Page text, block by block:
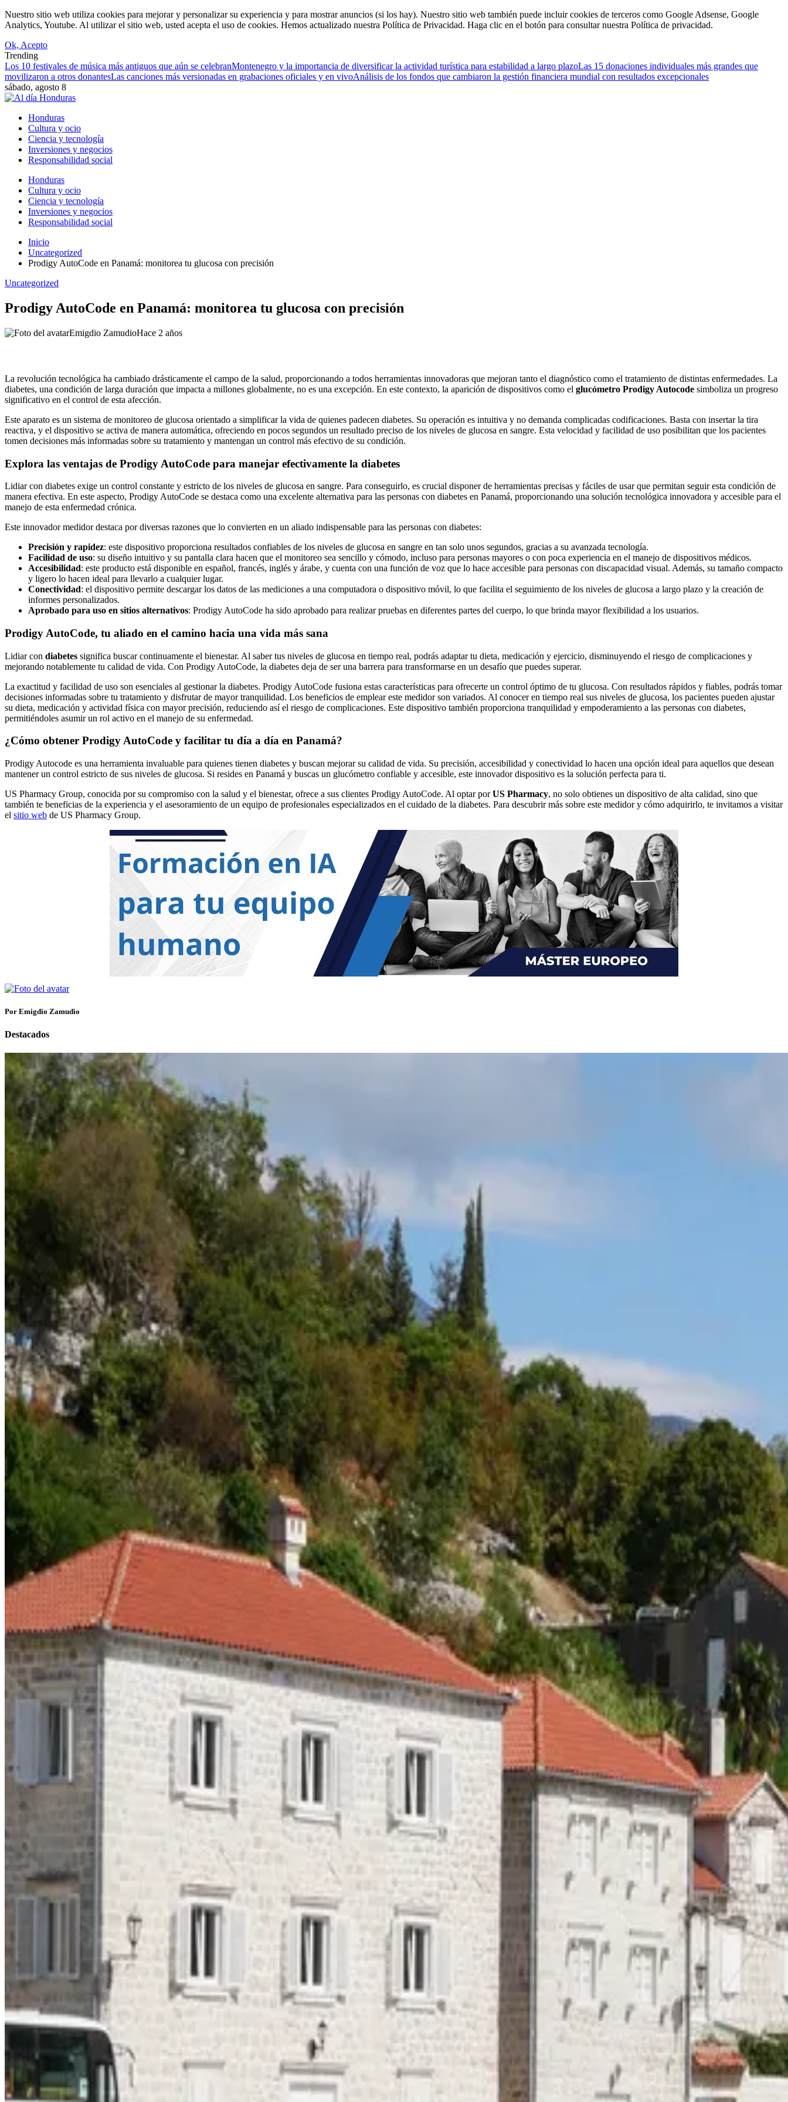
Nuestro sitio web utiliza cookies para mejorar y personalizar su experiencia y para mostrar anuncios (si los hay). Nuestro sitio web también puede incluir cookies de terceros como Google Adsense, Google
Analytics, Youtube. Al utilizar el sitio web, usted acepta el uso de cookies. Hemos actualizado nuestra Política de Privacidad. Haga clic en el botón para consultar nuestra Política de privacidad.
Ok, Acepto
Trending
Los 10 festivales de música más antiguos que aún se celebranMontenegro y la importancia de diversificar la actividad turística para estabilidad a largo plazoLas 15 donaciones individuales más grandes que
movilizaron a otros donantesLas canciones más versionadas en grabaciones oficiales y en vivoAnálisis de los fondos que cambiaron la gestión financiera mundial con resultados excepcionales
sábado, agosto 8
Honduras
Cultura y ocio
Ciencia y tecnología
Inversiones y negocios
Responsabilidad social
Honduras
Cultura y ocio
Ciencia y tecnología
Inversiones y negocios
Responsabilidad social
Inicio
Uncategorized
Prodigy AutoCode en Panamá: monitorea tu glucosa con precisión
Uncategorized
Prodigy AutoCode en Panamá: monitorea tu glucosa con precisión
Emigdio ZamudioHace 2 años
La revolución tecnológica ha cambiado drásticamente el campo de la salud, proporcionando a todos herramientas innovadoras que mejoran tanto el diagnóstico como el tratamiento de distintas enfermedades. La
diabetes, una condición de larga duración que impacta a millones globalmente, no es una excepción. En este contexto, la aparición de dispositivos como el glucómetro Prodigy Autocode simboliza un progreso
significativo en el control de esta afección.
Este aparato es un sistema de monitoreo de glucosa orientado a simplificar la vida de quienes padecen diabetes. Su operación es intuitiva y no demanda complicadas codificaciones. Basta con insertar la tira
reactiva, y el dispositivo se activa de manera automática, ofreciendo en pocos segundos un resultado preciso de los niveles de glucosa en sangre. Esta velocidad y facilidad de uso posibilitan que los pacientes
tomen decisiones más informadas sobre su tratamiento y mantengan un control más efectivo de su condición.
Explora las ventajas de Prodigy AutoCode para manejar efectivamente la diabetes
Lidiar con diabetes exige un control constante y estricto de los niveles de glucosa en sangre. Para conseguirlo, es crucial disponer de herramientas precisas y fáciles de usar que permitan seguir esta condición de
manera efectiva. En este aspecto, Prodigy AutoCode se destaca como una excelente alternativa para las personas con diabetes en Panamá, proporcionando una solución tecnológica innovadora y accesible para el
manejo de esta enfermedad crónica.
Este innovador medidor destaca por diversas razones que lo convierten en un aliado indispensable para las personas con diabetes:
Precisión y rapidez: este dispositivo proporciona resultados confiables de los niveles de glucosa en sangre en tan solo unos segundos, gracias a su avanzada tecnología.
Facilidad de uso: su diseño intuitivo y su pantalla clara hacen que el monitoreo sea sencillo y cómodo, incluso para personas mayores o con poca experiencia en el manejo de dispositivos médicos.
Accesibilidad: este producto está disponible en español, francés, inglés y árabe, y cuenta con una función de voz que lo hace accesible para personas con discapacidad visual. Además, su tamaño compacto
y ligero lo hacen ideal para llevarlo a cualquier lugar.
Conectividad: el dispositivo permite descargar los datos de las mediciones a una computadora o dispositivo móvil, lo que facilita el seguimiento de los niveles de glucosa a largo plazo y la creación de
informes personalizados.
Aprobado para uso en sitios alternativos: Prodigy AutoCode ha sido aprobado para realizar pruebas en diferentes partes del cuerpo, lo que brinda mayor flexibilidad a los usuarios.
Prodigy AutoCode, tu aliado en el camino hacia una vida más sana
Lidiar con diabetes significa buscar continuamente el bienestar. Al saber tus niveles de glucosa en tiempo real, podrás adaptar tu dieta, medicación y ejercicio, disminuyendo el riesgo de complicaciones y
mejorando notablemente tu calidad de vida. Con Prodigy AutoCode, la diabetes deja de ser una barrera para transformarse en un desafío que puedes superar.
La exactitud y facilidad de uso son esenciales al gestionar la diabetes. Prodigy AutoCode fusiona estas características para ofrecerte un control óptimo de tu glucosa. Con resultados rápidos y fiables, podrás tomar
decisiones informadas sobre tu tratamiento y disfrutar de mayor tranquilidad. Los beneficios de emplear este medidor son variados. Al conocer en tiempo real sus niveles de glucosa, los pacientes pueden ajustar
su dieta, medicación y actividad física con mayor precisión, reduciendo así el riesgo de complicaciones. Este dispositivo también proporciona tranquilidad y empoderamiento a las personas con diabetes,
permitiéndoles asumir un rol activo en el manejo de su enfermedad.
¿Cómo obtener Prodigy AutoCode y facilitar tu día a día en Panamá?
Prodigy Autocode es una herramienta invaluable para quienes tienen diabetes y buscan mejorar su calidad de vida. Su precisión, accesibilidad y conectividad lo hacen una opción ideal para aquellos que desean
mantener un control estricto de sus niveles de glucosa. Si resides en Panamá y buscas un glucómetro confiable y accesible, este innovador dispositivo es la solución perfecta para ti.
US Pharmacy Group, conocida por su compromiso con la salud y el bienestar, ofrece a sus clientes Prodigy AutoCode. Al optar porUS Pharmacy, no solo obtienes un dispositivo de alta calidad, sino que
también te beneficias de la experiencia y el asesoramiento de un equipo de profesionales especializados en el cuidado de la diabetes. Para descubrir más sobre este medidor y cómo adquirirlo, te invitamos a visitar
el sitio web de US Pharmacy Group.
Por Emigdio Zamudio
Destacados